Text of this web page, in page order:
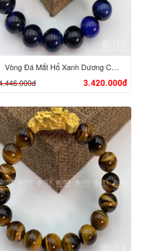
XEM CHI TIẾT
Vòng Đá Mắt Hổ Xanh Dương Charm Tỳ Hưu Cưỡi Gậy Như Ý Vàng 24K
3.420.000đ